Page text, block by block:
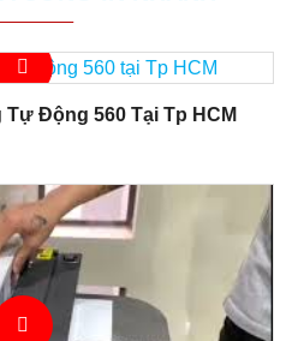
Tự Động 560 Tại Tp HCM